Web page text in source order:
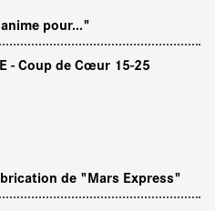
pour..."
- Coup de Cœur 15-25
de "Mars Express"